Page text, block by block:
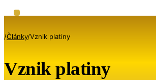
/Články/Vznik platiny
Vznik platiny